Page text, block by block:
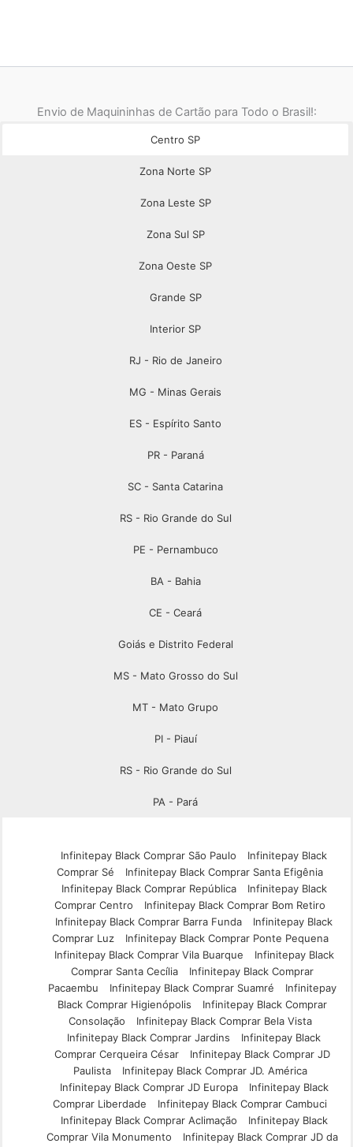
Envio de Maquininhas de Cartão para Todo o Brasil!:
Centro SP
Zona Norte SP
Zona Leste SP
Zona Sul SP
Zona Oeste SP
Grande SP
Interior SP
RJ - Rio de Janeiro
MG - Minas Gerais
ES - Espírito Santo
PR - Paraná
SC - Santa Catarina
RS - Rio Grande do Sul
PE - Pernambuco
BA - Bahia
CE - Ceará
Goiás e Distrito Federal
MS - Mato Grosso do Sul
MT - Mato Grupo
PI - Piauí
RS - Rio Grande do Sul
PA - Pará
Infinitepay Black Comprar São Paulo
Infinitepay Black
Comprar Sé
Infinitepay Black Comprar Santa Efigênia
Infinitepay Black Comprar República
Infinitepay Black
Comprar Centro
Infinitepay Black Comprar Bom Retiro
Infinitepay Black Comprar Barra Funda
Infinitepay Black
Comprar Luz
Infinitepay Black Comprar Ponte Pequena
Infinitepay Black Comprar Vila Buarque
Infinitepay Black
Comprar Santa Cecília
Infinitepay Black Comprar
Pacaembu
Infinitepay Black Comprar Suamré
Infinitepay
Black Comprar Higienópolis
Infinitepay Black Comprar
Consolação
Infinitepay Black Comprar Bela Vista
Infinitepay Black Comprar Jardins
Infinitepay Black
Comprar Cerqueira César
Infinitepay Black Comprar JD
Paulista
Infinitepay Black Comprar JD. América
Infinitepay Black Comprar JD Europa
Infinitepay Black
Comprar Liberdade
Infinitepay Black Comprar Cambuci
Infinitepay Black Comprar Aclimação
Infinitepay Black
Comprar Vila Monumento
Infinitepay Black Comprar JD da